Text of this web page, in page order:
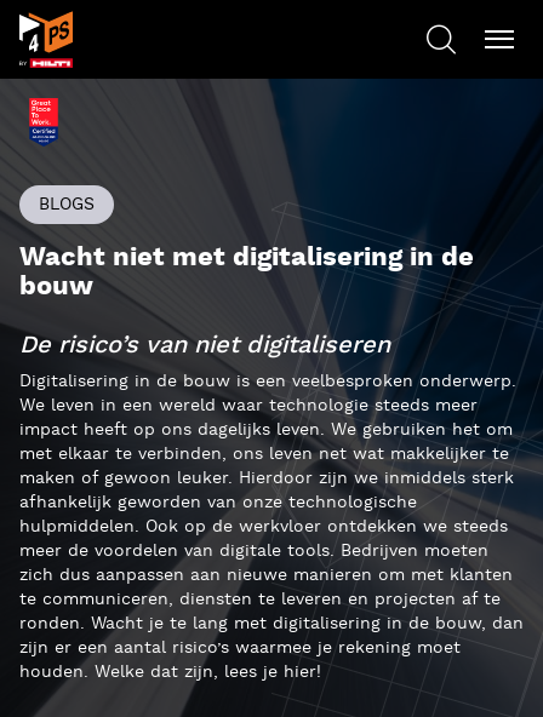
BLOGS
Wacht niet met digitalisering in de
bouw
De risico’s van niet digitaliseren
Digitalisering in de bouw is een veelbesproken onderwerp.
We leven in een wereld waar technologie steeds meer
impact heeft op ons dagelijks leven. We gebruiken het om
met elkaar te verbinden, ons leven net wat makkelijker te
maken of gewoon leuker. Hierdoor zijn we inmiddels sterk
afhankelijk geworden van onze technologische
hulpmiddelen. Ook op de werkvloer ontdekken we steeds
meer de voordelen van digitale tools. Bedrijven moeten
zich dus aanpassen aan nieuwe manieren om met klanten
te communiceren, diensten te leveren en projecten af te
ronden. Wacht je te lang met digitalisering in de bouw, dan
zijn er een aantal risico’s waarmee je rekening moet
houden. Welke dat zijn, lees je hier!